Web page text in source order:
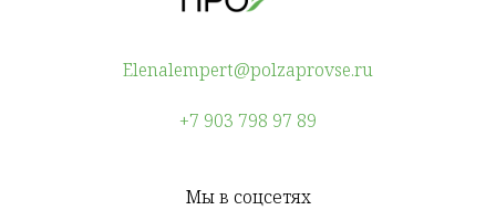
Elenalempert@polzaprovse.ru
+7 903 798 97 89
Мы в соцсетях